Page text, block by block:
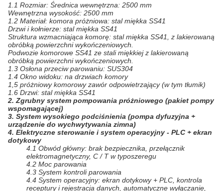
1.1 Rozmiar: Średnica wewnętrzna: 2500 mm
Wewnętrzna wysokość: 2500 mm
1.2 Materiał: komora próżniowa: stal miękka SS41
Drzwi i kołnierze: stal miękka SS41
Struktura wzmacniająca komorę: stal miękka SS41, z lakierowaną
obróbką powierzchni wykończeniowych.
Podwozie komorowe SS41 ze stali miękkiej z lakierowaną
obróbką powierzchni wykończeniowych.
1.3 Osłona przeciw parowaniu: SUS304
1.4 Okno widoku: na drzwiach komory
1,5 próżniowy komorowy zawór odpowietrzający (w tym tłumik)
1.6 Drzwi: stal miękka SS41
2. Zgrubny system pompowania próżniowego (pakiet pompy
wspomagającej)
3. System wysokiego podciśnienia (pompa dyfuzyjna +
urządzenie do wychwytywania zimna)
4. Elektryczne sterowanie i system operacyjny - PLC + ekran
dotykowy
4.1 Obwód główny: brak bezpiecznika, przełącznik
elektromagnetyczny, C / T w typoszeregu
4.2 Moc parowania
4.3 System kontroli parowania
4.4 System operacyjny: ekran dotykowy + PLC, kontrola
receptury i rejestracja danych, automatyczne wyłączanie,